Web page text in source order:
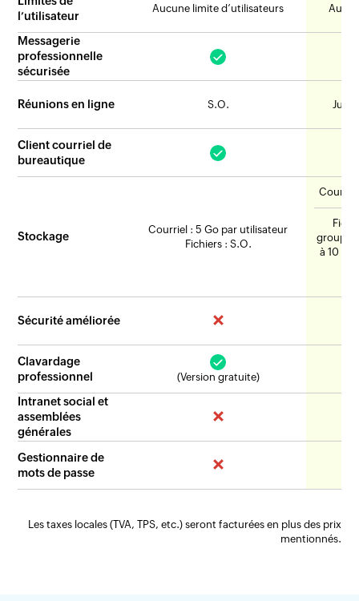
l’utilisateur
Messagerie
professionnelle
sécurisée
Réunions en ligne
Client courriel de
bureautique
Stockage
Sécurité améliorée
Clavardage
professionnel
Intranet social et
assemblées
générales
Gestionnaire de
mots de passe
Aucune limite d’utilisateurs
S.O.
Courriel : 5 Go par utilisateur
Fichiers : S.O.
(Version gratuite)
groupé
à 10
Les taxes locales (TVA, TPS, etc.) seront facturées en plus des prix
mentionnés.